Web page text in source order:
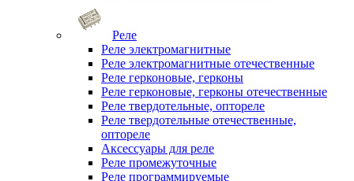
Реле
Реле электромагнитные
Реле электромагнитные отечественные
Реле герконовые, герконы
Реле герконовые, герконы отечественные
Реле твердотельные, оптореле
Реле твердотельные отечественные,
оптореле
Аксессуары для реле
Реле промежуточные
Реле программируемые